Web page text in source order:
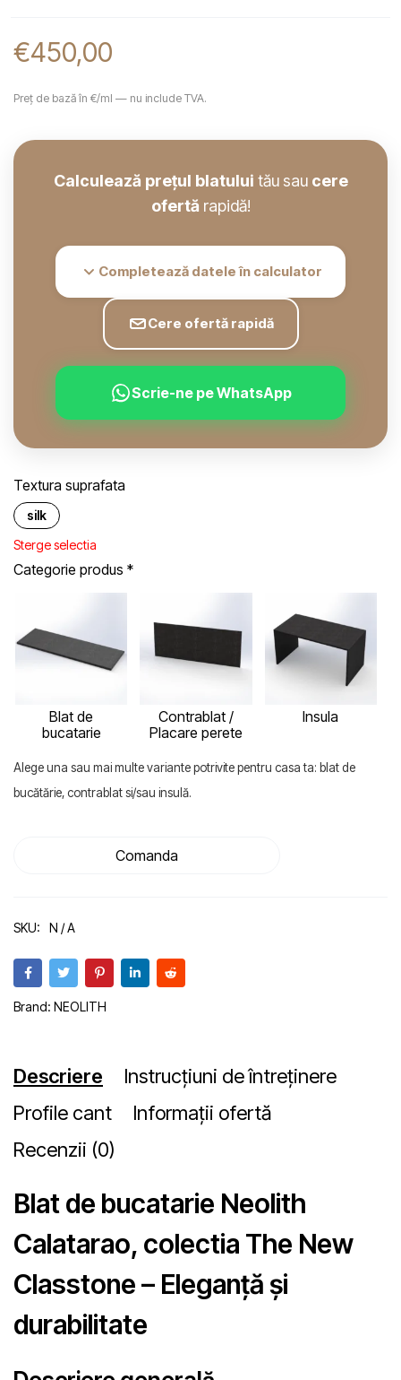
€450,00
Preț de bază în €/ml — nu include TVA.
Calculează prețul blatului tău sau cere
ofertă rapidă!
Completează datele în calculator
Cere ofertă rapidă
Scrie-ne pe WhatsApp
Textura suprafata
silk
Sterge selectia
Categorie produs *
Blat de
bucatarie
Contrablat /
Placare perete
Insula
Alege una sau mai multe variante potrivite pentru casa ta: blat de
bucătărie, contrablat si/sau insulă.
Comanda
SKU: N / A
Brand: NEOLITH
Descriere
Instrucțiuni de întreținere
Profile cant
Informații ofertă
Recenzii (0)
Blat de bucatarie Neolith
Calatarao, colectia The New
Classtone – Eleganță și
durabilitate